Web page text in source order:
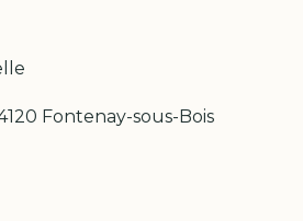
Fontenay-sous-Bois